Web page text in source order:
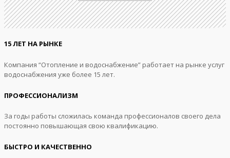
15 ЛЕТ НА РЫНКЕ
Компания “Отопление и водоснабжение” работает на рынке услуг
водоснабжения уже более 15 лет.
ПРОФЕССИОНАЛИЗМ
За годы работы сложилась команда профессионалов своего дела
постоянно повышающая свою квалификацию.
БЫСТРО И КАЧЕСТВЕННО